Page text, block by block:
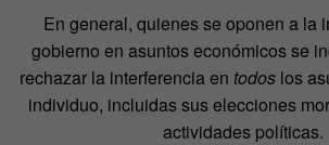
En general, quienes se oponen a la
gobierno en asuntos económicos se
rechazar la interferencia en todos los
individuo, incluidas sus elecciones
actividades políticas.